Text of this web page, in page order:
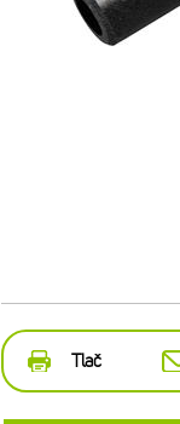
Tlač